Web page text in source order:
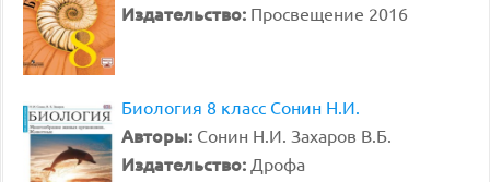
Издательство: Просвещение 2016
Биология 8 класс Сонин Н.И.
Авторы: Сонин Н.И. Захаров В.Б.
Издательство: Дрофа